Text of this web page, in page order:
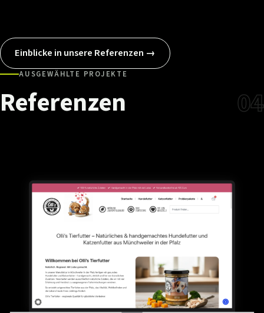
Einblicke in unsere Referenzen →
AUSGEWÄHLTE PROJEKTE
Referenzen 04